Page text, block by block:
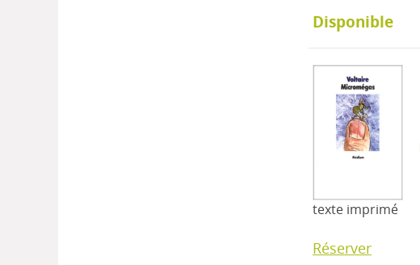
Disponible
texte imprimé
Réserver